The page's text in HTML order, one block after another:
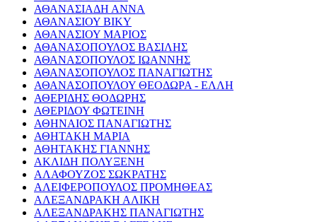
ΑΘΑΝΑΣΙΑΔΗ ΑΝΝΑ
ΑΘΑΝΑΣΙΟΥ ΒΙΚΥ
ΑΘΑΝΑΣΙΟΥ ΜΑΡΙΟΣ
ΑΘΑΝΑΣΟΠΟΥΛΟΣ ΒΑΣΙΛΗΣ
ΑΘΑΝΑΣΟΠΟΥΛΟΣ ΙΩΑΝΝΗΣ
ΑΘΑΝΑΣΟΠΟΥΛΟΣ ΠΑΝΑΓΙΩΤΗΣ
ΑΘΑΝΑΣΟΠΟΥΛΟΥ ΘΕΟΔΩΡΑ - ΕΛΛΗ
ΑΘΕΡΙΔΗΣ ΘΟΔΩΡΗΣ
ΑΘΕΡΙΔΟΥ ΦΩΤΕΙΝΗ
ΑΘΗΝΑΙΟΣ ΠΑΝΑΓΙΩΤΗΣ
ΑΘΗΤΑΚΗ ΜΑΡΙΑ
ΑΘΗΤΑΚΗΣ ΓΙΑΝΝΗΣ
ΑΚΛΙΔΗ ΠΟΛΥΞΕΝΗ
ΑΛΑΦΟΥΖΟΣ ΣΩΚΡΑΤΗΣ
ΑΛΕΙΦΕΡΟΠΟΥΛΟΣ ΠΡΟΜΗΘΕΑΣ
ΑΛΕΞΑΝΔΡΑΚΗ ΑΛΙΚΗ
ΑΛΕΞΑΝΔΡΑΚΗΣ ΠΑΝΑΓΙΩΤΗΣ